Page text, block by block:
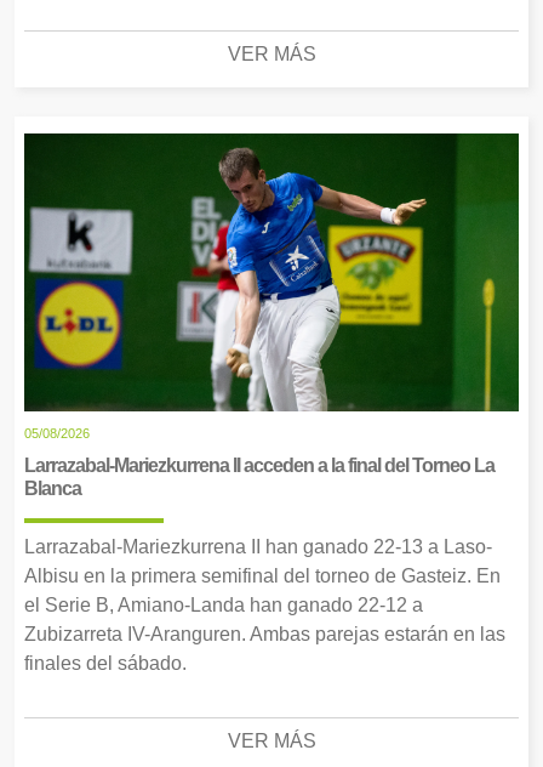
VER MÁS
05/08/2026
Larrazabal-Mariezkurrena II acceden a la final del Torneo La
Blanca
Larrazabal-Mariezkurrena II han ganado 22-13 a Laso-
Albisu en la primera semifinal del torneo de Gasteiz. En
el Serie B, Amiano-Landa han ganado 22-12 a
Zubizarreta IV-Aranguren. Ambas parejas estarán en las
finales del sábado.
VER MÁS